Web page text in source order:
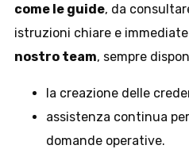
come le guide, da
istruzioni chiare e immediate
nostro team, sempre
la creazione delle
assistenza continua
domande operative.